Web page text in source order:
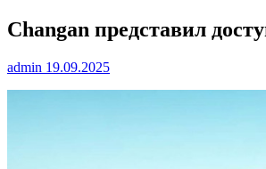
Changan представил
admin 19.09.2025